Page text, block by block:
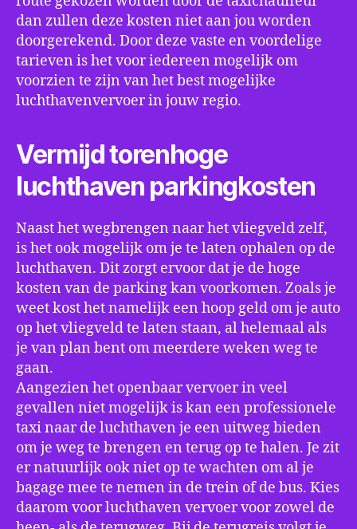
dan zullen deze kosten niet aan jou worden
doorgerekend. Door deze vaste en voordelige
tarieven is het voor iedereen mogelijk om
voorzien te zijn van het best mogelijke
luchthavenvervoer in jouw regio.
Vermijd torenhoge
luchthaven parkingkosten
Naast het wegbrengen naar het vliegveld zelf,
is het ook mogelijk om je te laten ophalen op de
luchthaven. Dit zorgt ervoor dat je de hoge
kosten van de parking kan voorkomen. Zoals je
weet kost het namelijk een hoop geld om je auto
op het vliegveld te laten staan, al helemaal als
je van plan bent om meerdere weken weg te
gaan.
Aangezien het openbaar vervoer in veel
gevallen niet mogelijk is kan een professionele
taxi naar de luchthaven je een uitweg bieden
om je weg te brengen en terug op te halen. Je zit
er natuurlijk ook niet op te wachten om al je
bagage mee te nemen in de trein of de bus. Kies
daarom voor luchthaven vervoer voor zowel de